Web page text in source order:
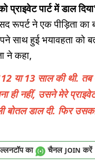
प्राइवेट पार्ट में डाल दिया'
रूपर्ट ने एक पीड़िता का
साथ हुई भयावहता को
ने कहा,
या 13 साल की थी.
ही नहीं, उसने मेरे
बोतल डाल दी. फिर
का चैनल JOIN करें